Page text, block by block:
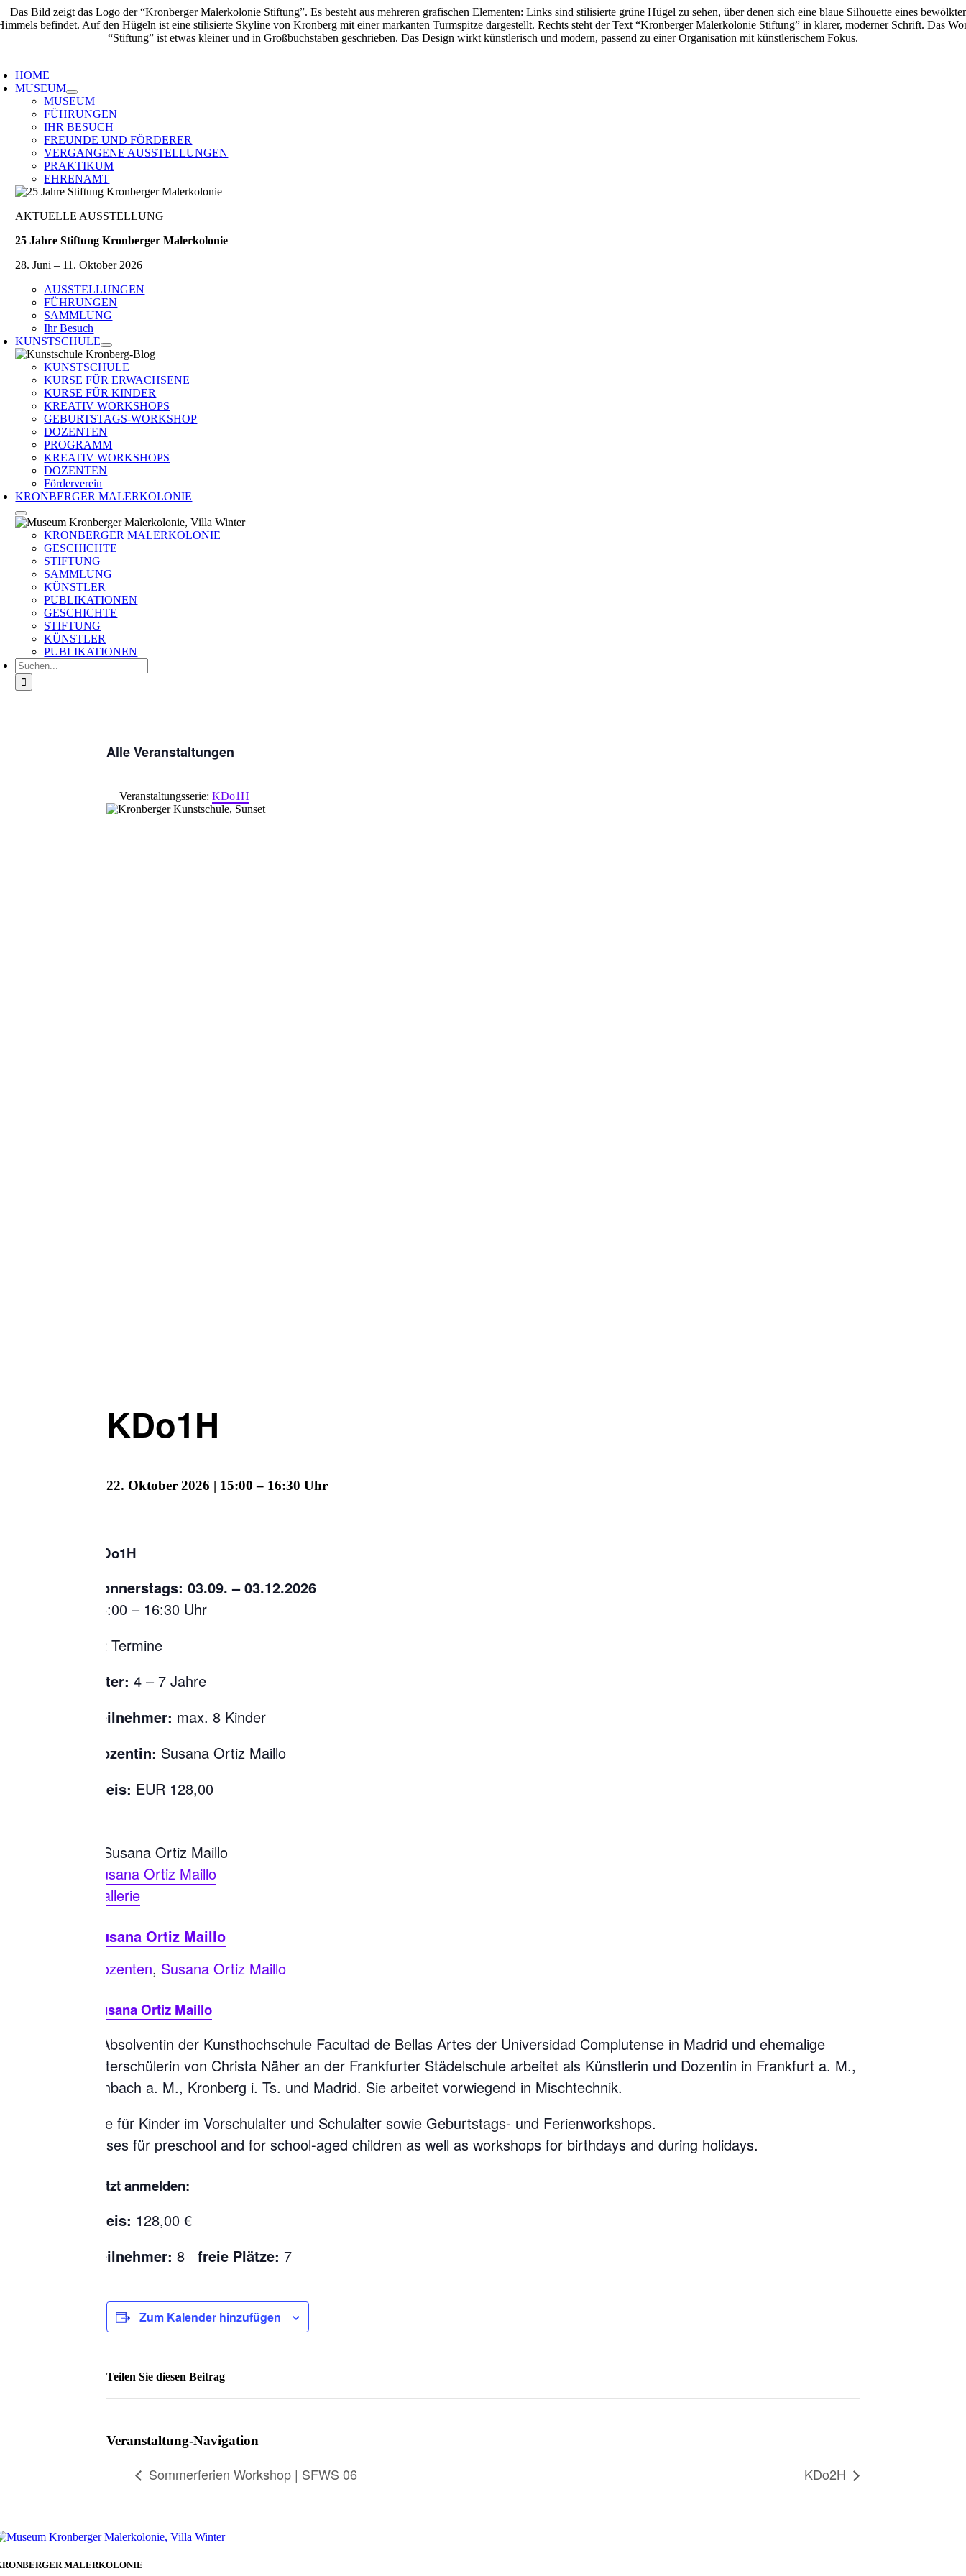
Zum
Inhalt
HOME
MUSEUM
MUSEUM
FÜHRUNGEN
IHR BESUCH
FREUNDE UND FÖRDERER
VERGANGENE AUSSTELLUNGEN
PRAKTIKUM
EHRENAMT
AKTUELLE AUSSTELLUNG
25 Jahre Stiftung Kronberger Malerkolonie
28. Juni – 11. Oktober 2026
AUSSTELLUNGEN
FÜHRUNGEN
SAMMLUNG
Ihr Besuch
KUNSTSCHULE
KUNSTSCHULE
KURSE FÜR ERWACHSENE
KURSE FÜR KINDER
KREATIV WORKSHOPS
GEBURTSTAGS-WORKSHOP
DOZENTEN
PROGRAMM
KREATIV WORKSHOPS
DOZENTEN
Förderverein
KRONBERGER MALERKOLONIE
KRONBERGER MALERKOLONIE
GESCHICHTE
STIFTUNG
SAMMLUNG
KÜNSTLER
PUBLIKATIONEN
GESCHICHTE
STIFTUNG
KÜNSTLER
PUBLIKATIONEN
Suche
nach:
Alle Veranstaltungen
Veranstaltungsserie: KDo1H
KDo1H
22. Oktober 2026 | 15:00 – 16:30
KDo1H
Donnerstags: 03.09. – 03.12.2026
15:00 – 16:30 Uhr
12 Termine
Alter: 4 – 7 Jahre
Teilnehmer: max. 8 Kinder
Dozentin: Susana Ortiz Maillo
Preis: EUR 128,00
Susana Ortiz Maillo
Gallerie
Susana Ortiz Maillo
Dozenten, Susana Ortiz Maillo
Susana Ortiz Maillo
Die Absolventin der Kunsthochschule Facultad de Bellas Artes der Universidad Complutense in Madrid und ehemalige
Meisterschülerin von Christa Näher an der Frankfurter Städelschule arbeitet als Künstlerin und Dozentin in Frankfurt a. M.,
Offenbach a. M., Kronberg i. Ts. und Madrid. Sie arbeitet vorwiegend in Mischtechnik.
Kurse für Kinder im Vorschulalter und Schulalter sowie Geburtstags- und Ferienworkshops.
Courses für preschool and for school-aged children as well as workshops for birthdays and during holidays.
Jetzt anmelden:
Preis: 128,00 €
Teilnehmer: 8freie Plätze: 7
Zum Kalender hinzufügen
Teilen Sie diesen Beitrag
Veranstaltung-Navigation
Sommerferien Workshop | SFWS 06 KDo2H
MALERKOLONIE